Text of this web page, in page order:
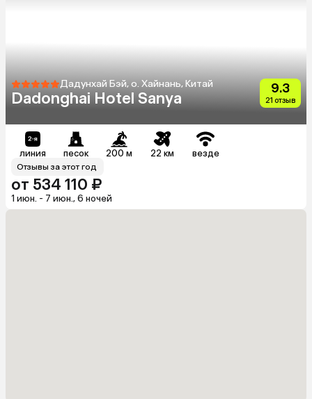
Дадунхай Бэй, о. Хайнань, Китай
Dadonghai Hotel Sanya
9.3
21 отзыв
линия песок 200 м 22 км везде
Отзывы за этот год
от 534 110 ₽
1 июн. - 7 июн., 6 ночей